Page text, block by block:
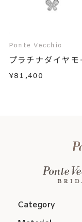
Ponte Vecchio
プラチナダイヤモ
ド...
¥81,400
Category